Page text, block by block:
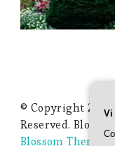
© Copyright 2026
Reserved.
Blossom Themes.
Vi